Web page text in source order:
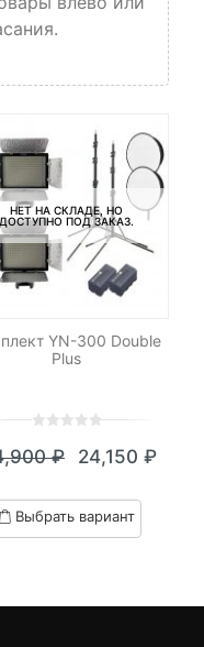
НЕТ НА СКЛАДЕ, НО
ДОСТУПНО ПОД ЗАКАЗ.
YN-300 Double
Plus
out
based
on
₽
цена
составляла
24,150 ₽
Текущая
цена:
24,150 ₽.
Выбрать вариант